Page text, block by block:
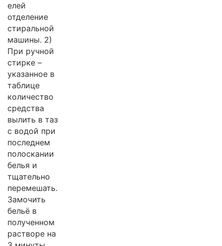
елей
отделение
стиральной
машины. 2)
При ручной
стирке –
указанное в
таблице
количество
средства
вылить в таз
с водой при
последнем
полоскании
белья и
тщательно
перемешать.
Замочить
бельё в
полученном
растворе на